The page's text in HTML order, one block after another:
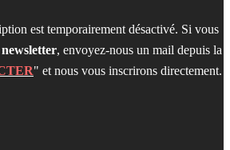
est temporairement désactivé. Si vous
newsletter, envoyez-nous un mail depuis la
" et nous vous inscrirons directement.